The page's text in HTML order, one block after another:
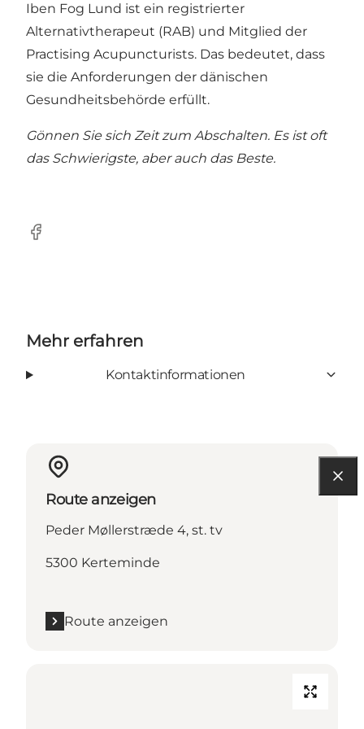
Iben Fog Lund ist ein registrierter
Alternativtherapeut (RAB) und Mitglied der
Practising Acupuncturists. Das bedeutet, dass
sie die Anforderungen der dänischen
Gesundheitsbehörde erfüllt.
Gönnen Sie sich Zeit zum Abschalten. Es ist oft
das Schwierigste, aber auch das Beste.
Facebook
Mehr erfahren
Kontaktinformationen
Route anzeigen
Peder Møllerstræde 4, st. tv
5300 Kerteminde
Route anzeigen